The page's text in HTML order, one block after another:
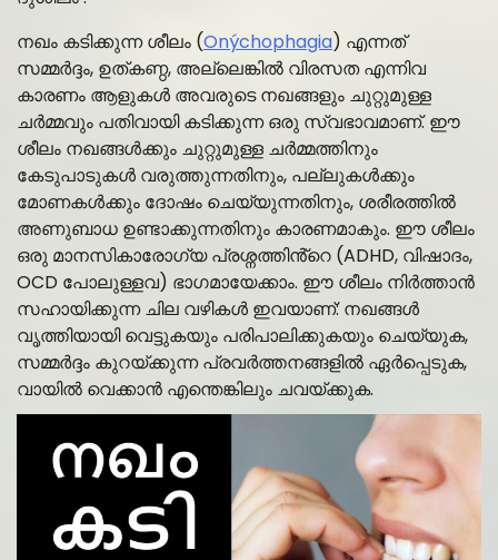
നഖം കടിക്കുന്ന ശീലം (Onýchophagia) എന്നത്
സമ്മർദ്ദം, ഉത്കണ്ഠ, അല്ലെങ്കിൽ വിരസത എന്നിവ
കാരണം ആളുകൾ അവരുടെ നഖങ്ങളും ചുറ്റുമുള്ള
ചർമ്മവും പതിവായി കടിക്കുന്ന ഒരു സ്വഭാവമാണ്. ഈ
ശീലം നഖങ്ങൾക്കും ചുറ്റുമുള്ള ചർമ്മത്തിനും
കേടുപാടുകൾ വരുത്തുന്നതിനും, പല്ലുകൾക്കും
മോണകൾക്കും ദോഷം ചെയ്യുന്നതിനും, ശരീരത്തിൽ
അണുബാധ ഉണ്ടാക്കുന്നതിനും കാരണമാകും. ഈ ശീലം
ഒരു മാനസികാരോഗ്യ പ്രശ്നത്തിൻ്റെ (ADHD, വിഷാദം,
OCD പോലുള്ളവ) ഭാഗമായേക്കാം. ഈ ശീലം നിർത്താൻ
സഹായിക്കുന്ന ചില വഴികൾ ഇവയാണ്: നഖങ്ങൾ
വൃത്തിയായി വെട്ടുകയും പരിപാലിക്കുകയും ചെയ്യുക,
സമ്മർദ്ദം കുറയ്ക്കുന്ന പ്രവർത്തനങ്ങളിൽ ഏർപ്പെടുക,
വായിൽ വെക്കാൻ എന്തെങ്കിലും ചവയ്ക്കുക.